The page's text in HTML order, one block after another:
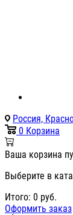
Россия,
0 Корзина
Ваша корзина
Выберите в
Итого: 0 руб.
Оформить заказ